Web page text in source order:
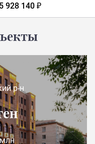
928 140 ₽
р-н